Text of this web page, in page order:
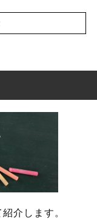
と意味を
介します。